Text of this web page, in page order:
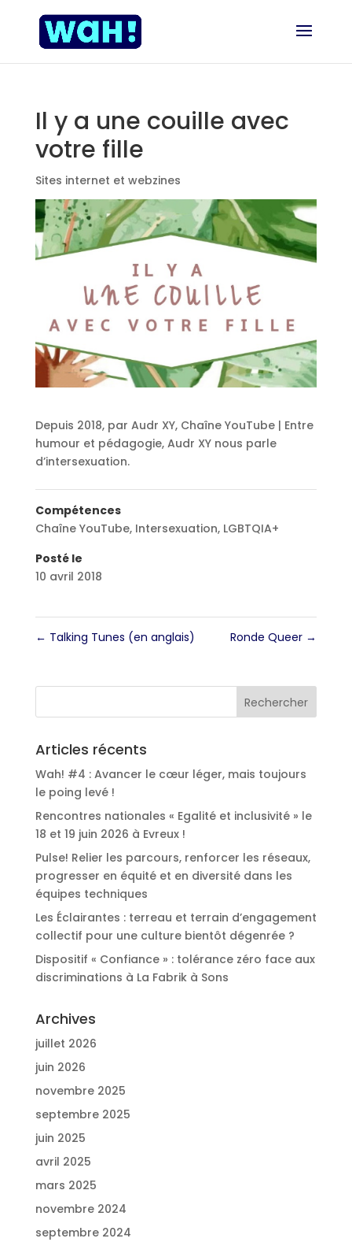
Il y a une couille avec
votre fille
Sites internet et webzines
Depuis 2018, par Audr XY, Chaîne YouTube | Entre
humour et pédagogie, Audr XY nous parle
d’intersexuation.
Compétences
Chaîne YouTube, Intersexuation, LGBTQIA+
Posté le
10 avril 2018
← Talking Tunes (en anglais) Ronde Queer →
Articles récents
Wah! #4 : Avancer le cœur léger, mais toujours
le poing levé !
Rencontres nationales « Egalité et inclusivité » le
18 et 19 juin 2026 à Evreux !
Pulse! Relier les parcours, renforcer les réseaux,
progresser en équité et en diversité dans les
équipes techniques
Les Éclairantes : terreau et terrain d’engagement
collectif pour une culture bientôt dégenrée ?
Dispositif « Confiance » : tolérance zéro face aux
discriminations à La Fabrik à Sons
Archives
juillet 2026
juin 2026
novembre 2025
septembre 2025
juin 2025
avril 2025
mars 2025
novembre 2024
septembre 2024